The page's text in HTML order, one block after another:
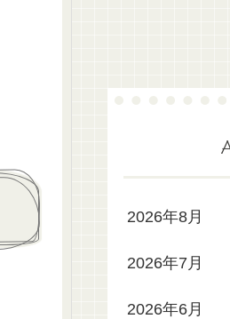
2026年8月
2026年7月
2026年6月